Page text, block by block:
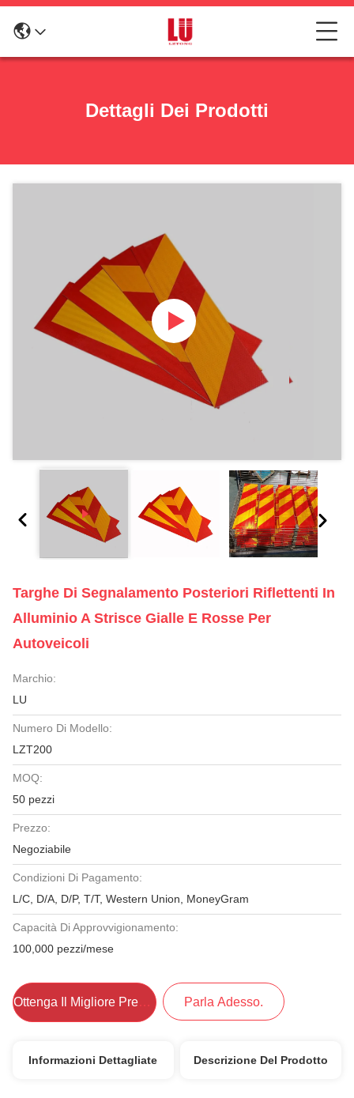
Dettagli Dei Prodotti
Targhe Di Segnalamento Posteriori Riflettenti In
Alluminio A Strisce Gialle E Rosse Per
Autoveicoli
Marchio:
LU
Numero Di Modello:
LZT200
MOQ:
50 pezzi
Prezzo:
Negoziabile
Condizioni Di Pagamento:
L/C, D/A, D/P, T/T, Western Union, MoneyGram
Capacità Di Approvvigionamento:
100,000 pezzi/mese
Ottenga Il Migliore Prezzo Parla Adesso.
Informazioni Dettagliate Descrizione Del Prodotto